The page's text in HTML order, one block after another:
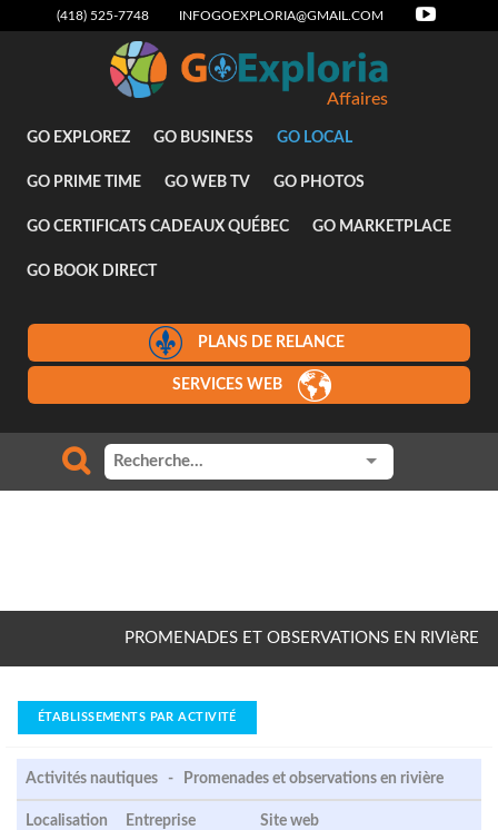
(418) 525-7748 INFOGOEXPLORIA@GMAIL.COM
Affaires
GO EXPLOREZ GO BUSINESS GO LOCAL
GO PRIME TIME GO WEB TV GO PHOTOS
GO CERTIFICATS CADEAUX QUÉBEC GO MARKETPLACE
GO BOOK DIRECT
PLANS DE RELANCE
SERVICES WEB
PROMENADES ET OBSERVATIONS EN RIVIèRE
ÉTABLISSEMENTS PAR ACTIVITÉ
Activités nautiques - Promenades et observations en rivière
Localisation Entreprise Site web